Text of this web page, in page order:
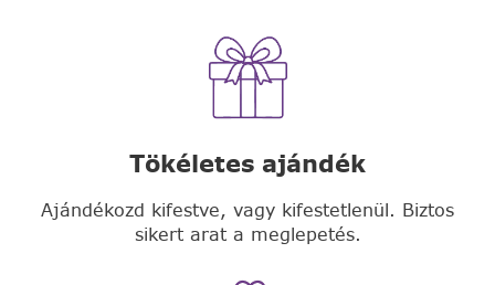
Tökéletes ajándék
Ajándékozd kifestve, vagy kifestetlenül. Biztos
sikert arat a meglepetés.